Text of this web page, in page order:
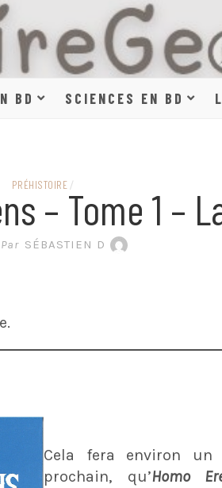
EN
BD SCIENCES EN BD
PRÉHISTOIRE /
– Tome 1 –
SÉBASTIEN D
Cela fera environ un
prochain, qu’Homo